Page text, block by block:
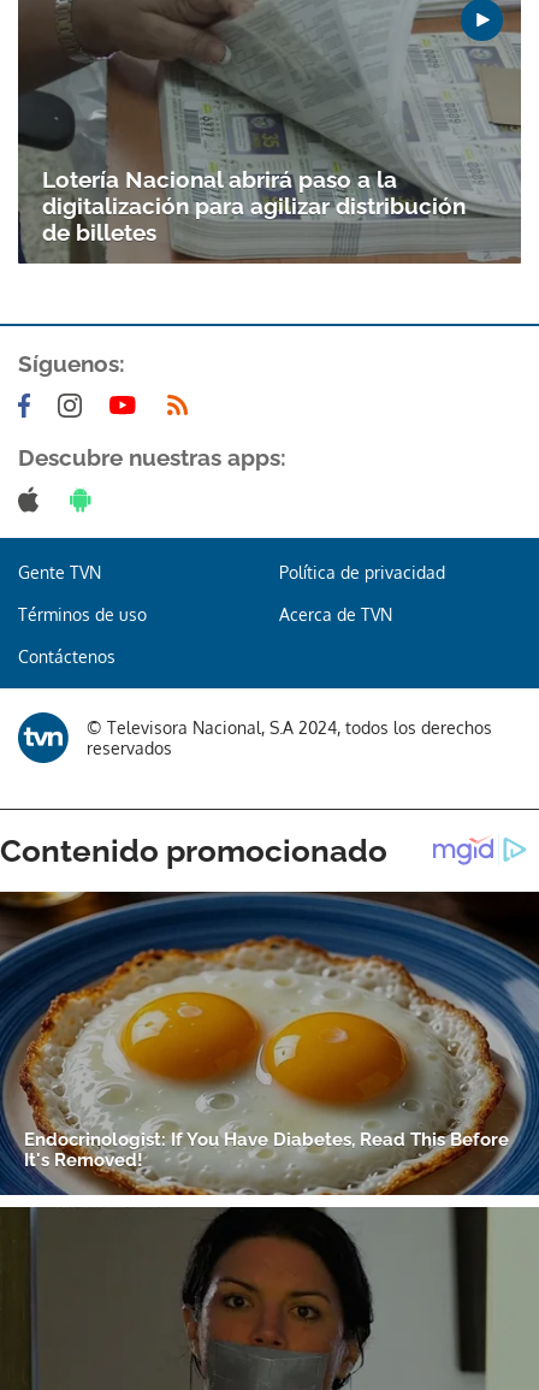
Lotería Nacional abrirá paso a la
digitalización para agilizar distribución
de billetes
Síguenos:
Descubre nuestras apps:
Gente TVN Política de privacidad
Términos de uso Acerca de TVN
Contáctenos
© Televisora Nacional, S.A 2024, todos los derechos
reservados